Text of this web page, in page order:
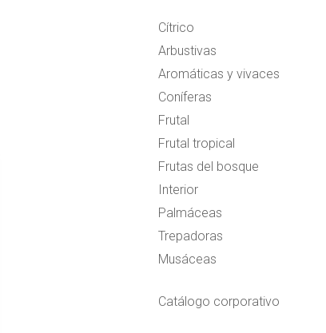
Cítrico
Arbustivas
Aromáticas y vivaces
Coníferas
Frutal
Frutal tropical
Frutas del bosque
Interior
Palmáceas
Trepadoras
Musáceas
Catálogo corporativo